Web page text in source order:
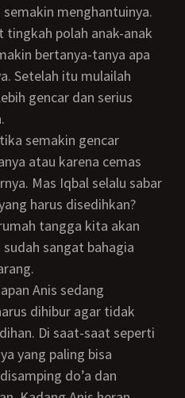
menghantuinya.
tingkah polah anak-anak
bertanya-tanya apa
Setelah itu mulailah
gencar dan serius
atau karena cemas
Mas Iqbal selalu sabar
harus disedihkan?
tangga kita akan
sangat bahagia
dihibur agar tidak
Di saat-saat seperti
yang paling bisa
do’a dan